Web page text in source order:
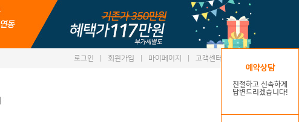
로그인 회원가입 마이페이지 고객센터
예약상담
친절하고 신속하게
답변드리겠습니다!